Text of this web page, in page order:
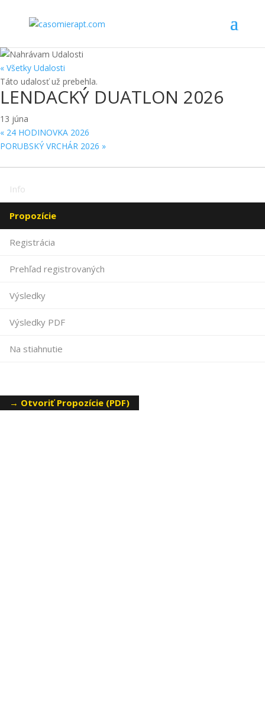
« Všetky Udalosti
Táto udalosť už prebehla.
LENDACKÝ DUATLON 2026
13 júna
« 24 HODINOVKA 2026
PORUBSKÝ VRCHÁR 2026 »
Info
Propozície
Registrácia
Prehľad registrovaných
Výsledky
Výsledky PDF
Na stiahnutie
→ Otvoriť Propozície (PDF)